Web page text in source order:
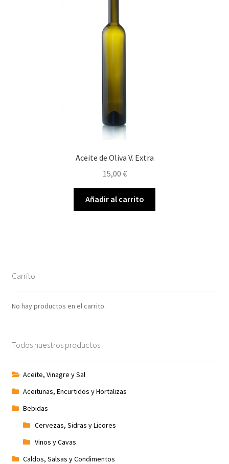
Aceite de Oliva V. Extra
15,00 €
Añadir al carrito
Carrito
No hay productos en el carrito.
Todos nuestros productos
Aceite, Vinagre y Sal
Aceitunas, Encurtidos y Hortalizas
Bebidas
Cervezas, Sidras y Licores
Vinos y Cavas
Caldos, Salsas y Condimentos